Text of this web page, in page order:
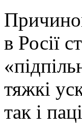
в Росії
тяжкі
так і